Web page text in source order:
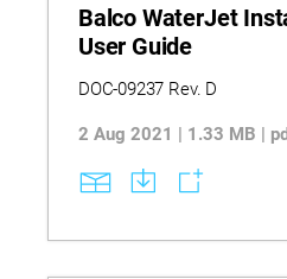
Balco WaterJet
User Guide
DOC-09237 Rev. D
2 Aug 2021 | 1.33 MB |